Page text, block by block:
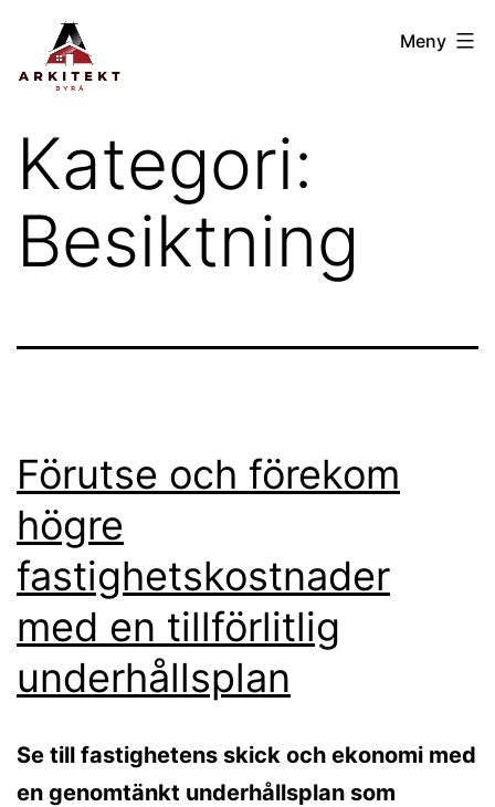
Hoppa
innehåll
Arkitektbyrån
GBG
Meny
Kategori:
Besiktning
Förutse och förekom
högre
fastighetskostnader
med en tillförlitlig
underhållsplan
Se till fastighetens skick och ekonomi med
en genomtänkt underhållsplan som